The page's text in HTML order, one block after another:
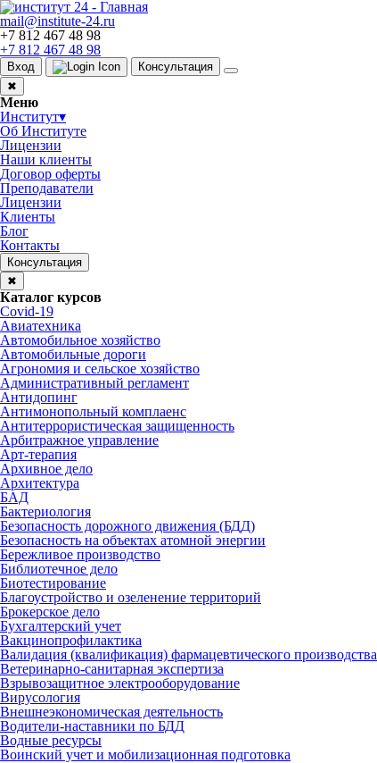
mail@institute-24.ru
+7 812 467 48 98
+7 812 467 48 98
Вход
Консультация
✖
Меню
Институт▾
Об Институте
Лицензии
Наши клиенты
Договор оферты
Преподаватели
Лицензии
Клиенты
Блог
Контакты
Консультация
✖
Каталог курсов
Covid-19
Авиатехника
Автомобильное хозяйство
Автомобильные дороги
Агрономия и сельское хозяйство
Административный регламент
Антидопинг
Антимонопольный комплаенс
Антитеррористическая защищенность
Арбитражное управление
Арт-терапия
Архивное дело
Архитектура
БАД
Бактериология
Безопасность дорожного движения (БДД)
Безопасность на объектах атомной энергии
Бережливое производство
Библиотечное дело
Биотестирование
Благоустройство и озеленение территорий
Брокерское дело
Бухгалтерский учет
Вакцинопрофилактика
Валидация (квалификация) фармацевтического производства
Ветеринарно-санитарная экспертиза
Взрывозащитное электрооборудование
Вирусология
Внешнеэкономическая деятельность
Водители-наставники по БДД
Водные ресурсы
Воинский учет и мобилизационная подготовка